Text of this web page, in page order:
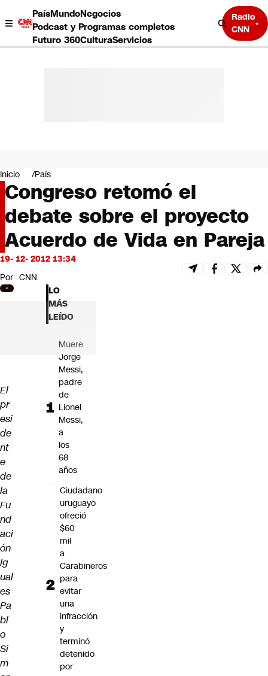
PaísMundoNegocios
Podcast y Programas completos
Futuro 360CulturaServicios
Radio
CNN
Negocios
Deportes
Programas completos
Cultura
Servicios
Bits
CNN tiempo
Futuro 360
Opinión
Inicio País
Congreso retomó el
debate sobre el proyecto
Acuerdo de Vida en Pareja
19- 12- 2012 13:34
Por CNN
El
pr
esi
de
nt
e
de
la
Fu
nd
aci
ón
Ig
ual
es
Pa
bl
o
Si
m
LO
MÁS
LEÍDO
Muere
Jorge
Messi,
padre
de
Lionel
Messi,
a
los
68
años
Ciudadano
uruguayo
ofreció
$60
mil
a
Carabineros
para
evitar
una
infracción
y
terminó
detenido
por